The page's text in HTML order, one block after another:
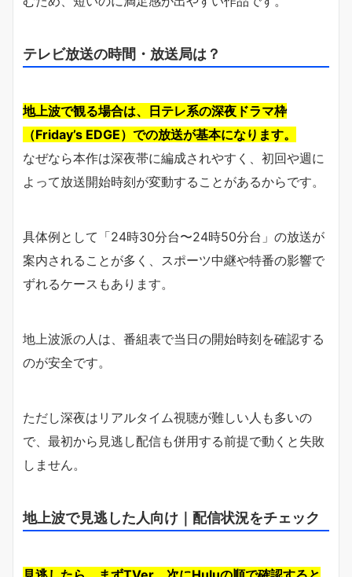
テレビ放送の時間・放送局は？
地上波で観る場合は、日テレ系の深夜ドラマ枠
（Friday’s EDGE）での放送が基本になります。
なぜなら本作は深夜帯に編成されやすく、初回や週に
よって放送開始時刻が変動することがあるからです。
具体例として「24時30分台〜24時50分台」の放送が
案内されることが多く、スポーツ中継や特番の影響で
ずれるケースもあります。
地上波派の人は、番組表で当日の開始時刻を確認する
のが安全です。
ただし深夜はリアルタイム視聴が難しい人も多いの
で、最初から見逃し配信も併用する前提で動くと失敗
しません。
地上波で見逃した人向け｜配信状況をチェック